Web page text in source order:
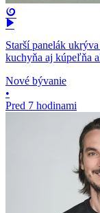
Starší panelák
kuchyňa aj kúpeľňa
Nové bývanie
•
Pred 7 hodinami